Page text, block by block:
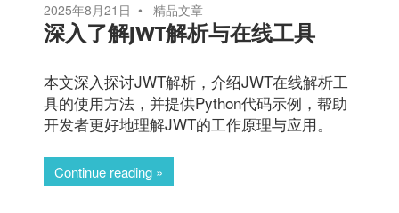
2025年8月21日 精品文章
深入了解JWT解析与在线工具
本文深入探讨JWT解析，介绍JWT在线解析工
具的使用方法，并提供Python代码示例，帮助
开发者更好地理解JWT的工作原理与应用。
Continue reading